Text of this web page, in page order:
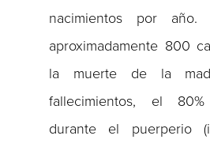
nacimientos por
aproximadamente 800
la muerte de la
fallecimientos, el
durante el puerperio